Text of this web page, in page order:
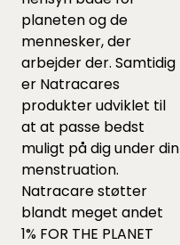
planeten og de
mennesker, der
arbejder der. Samtidig
er Natracares
produkter udviklet til
at at passe bedst
muligt på dig under din
menstruation.
Natracare støtter
blandt meget andet
1% FOR THE PLANET